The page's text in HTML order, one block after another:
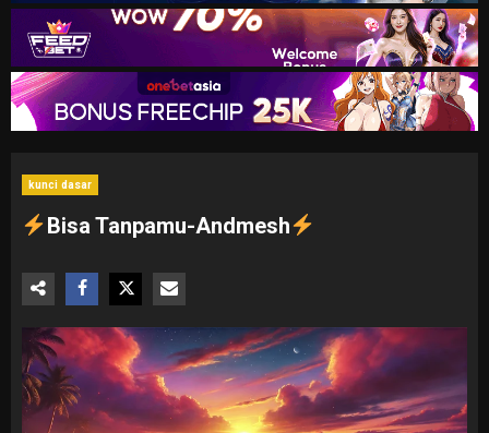
kunci dasar
Bisa Tanpamu-Andmesh